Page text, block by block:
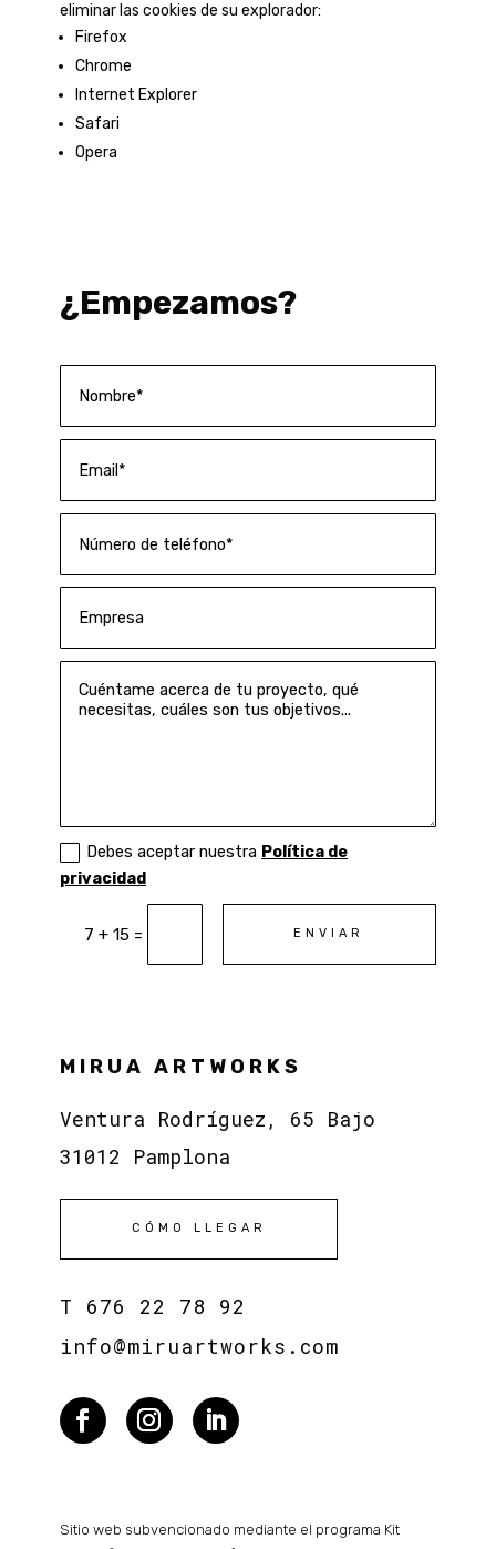
eliminar las cookies de su explorador:
Firefox
Chrome
Internet Explorer
Safari
Opera
¿Empezamos?
Debes aceptar nuestra Política de
privacidad
7 + 15= ENVIAR
MIRUA ARTWORKS
Ventura Rodríguez, 65 Bajo
31012 Pamplona
CÓMO LLEGAR
T 676 22 78 92
info@miruartworks.com
Sitio web subvencionado mediante el programa Kit